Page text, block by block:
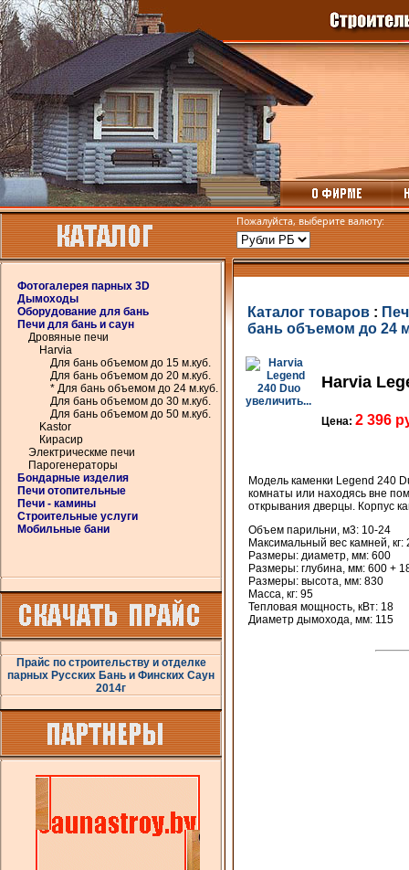
Фотогалерея парных 3D
Дымоходы
Оборудование для бань
Печи для бань и саун
Дровяные печи
Harvia
Для бань объемом до 15 м.куб.
Для бань объемом до 20 м.куб.
* Для бань объемом до 24 м.куб.
Для бань объемом до 30 м.куб.
Для бань объемом до 50 м.куб.
Kastor
Кирасир
Электрическме печи
Парогенераторы
Бондарные изделия
Печи отопительные
Печи - камины
Строительные услуги
Мобильные бани
Прайс по строительству и отделке
парных Русских Бань и Финских Саун
2014г
Пожалуйста, выберите валюту:
Каталог товаров :
бань объемом до 24
увеличить...
Harvia
Цена: 2 396
Модель каменки Legend 240
комнаты или находясь вне
открывания дверцы. Корпус
Объем парильни, м3: 10-24
Максимальный вес камней, кг:
Размеры: диаметр, мм: 600
Размеры: глубина, мм: 600 +
Размеры: высота, мм: 830
Масса, кг: 95
Тепловая мощность, кВт: 18
Диаметр дымохода, мм: 115